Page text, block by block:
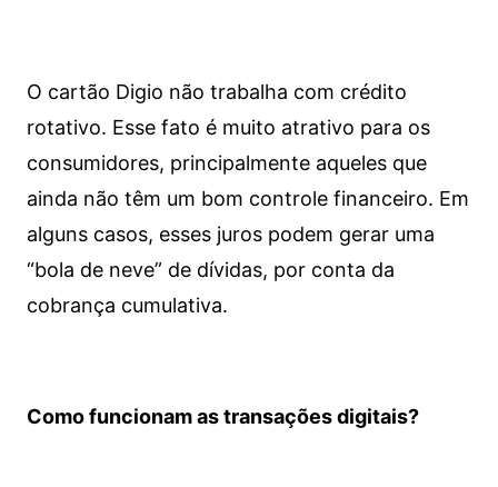
O cartão Digio não trabalha com crédito
rotativo. Esse fato é muito atrativo para os
consumidores, principalmente aqueles que
ainda não têm um bom controle financeiro. Em
alguns casos, esses juros podem gerar uma
“bola de neve” de dívidas, por conta da
cobrança cumulativa.
Como funcionam as transações digitais?